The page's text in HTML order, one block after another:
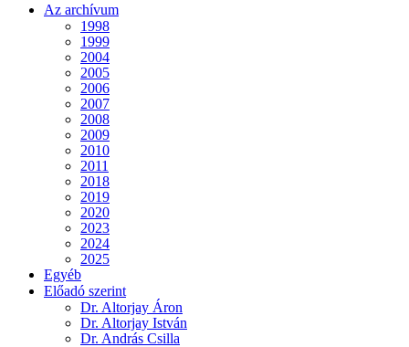
Az archívum
1998
1999
2004
2005
2006
2007
2008
2009
2010
2011
2018
2019
2020
2023
2024
2025
Egyéb
Előadó szerint
Dr. Altorjay Áron
Dr. Altorjay István
Dr. András Csilla